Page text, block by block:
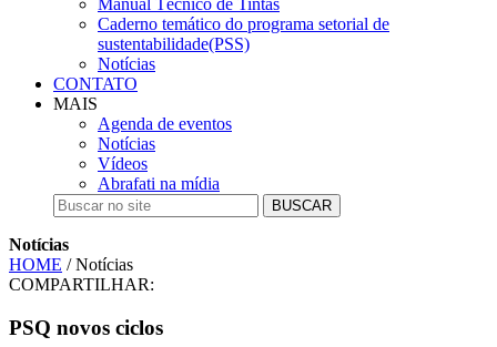
Manual Técnico de Tintas
Caderno temático do programa setorial de
sustentabilidade(PSS)
Notícias
CONTATO
MAIS
Agenda de eventos
Notícias
Vídeos
Abrafati na mídia
BUSCAR
Notícias
HOME / Notícias
COMPARTILHAR:
PSQ novos ciclos